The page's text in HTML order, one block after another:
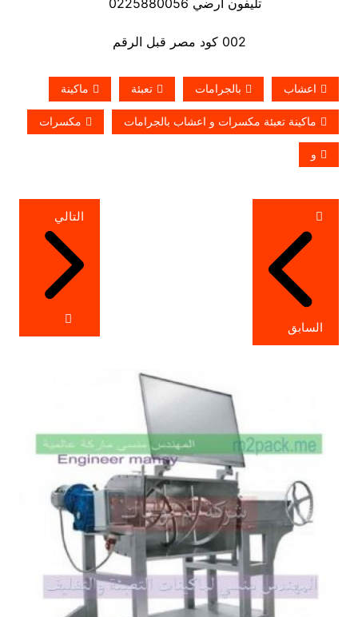
002 كود مصر قبل الرقم
اعشاب بالجرامات تعبئة ماكينة
ماكينة تعبئة مكسرات و اعشاب بالجرامات مكسرات
و
تصفّح
المقالات
السابق
التالي